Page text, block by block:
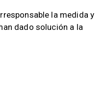
la medida y
dado solución a la